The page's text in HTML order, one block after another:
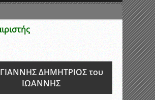
ΔΗΜΗΤΡΙΟΣ του
ΙΩΑΝΝΗΣ